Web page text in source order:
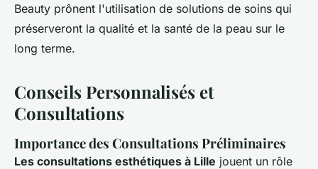
Beauty prônent l'utilisation de solutions de soins qui
préserveront la qualité et la santé de la peau sur le
long terme.
Conseils Personnalisés et
Consultations
Importance des Consultations Préliminaires
Les consultations esthétiques à Lille jouent un rôle